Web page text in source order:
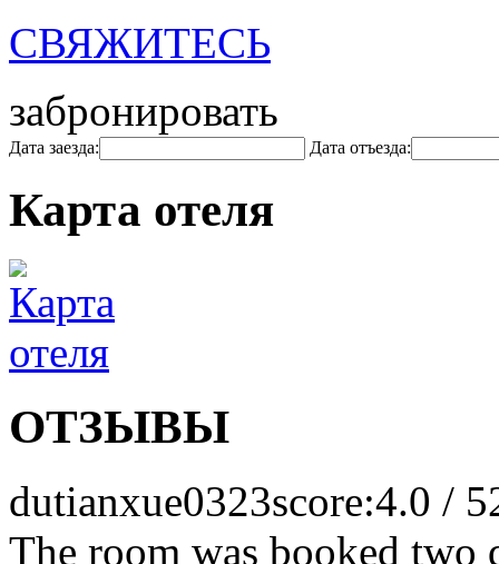
СВЯЖИТЕСЬ
забронировать
Дата заезда: Дата отъезда:
Карта отеля
ОТЗЫВЫ
dutianxue0323score:4.0 / 5
The room was booked two